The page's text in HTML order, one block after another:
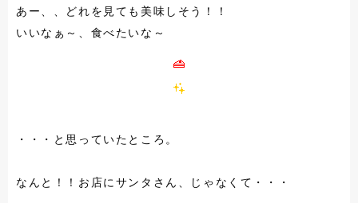
あー、、
どれを見ても美味しそう！！
いいなぁ～、食べたいな～
・・・と思っていたところ。
なんと！！お店にサンタさん、じゃなくて・・・